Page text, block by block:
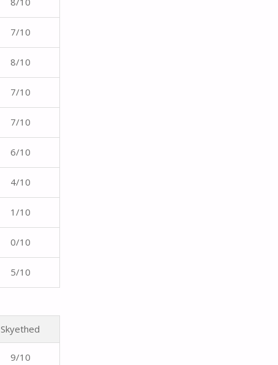
7/10
8/10
7/10
7/10
6/10
4/10
1/10
0/10
5/10
Skyethed
9/10